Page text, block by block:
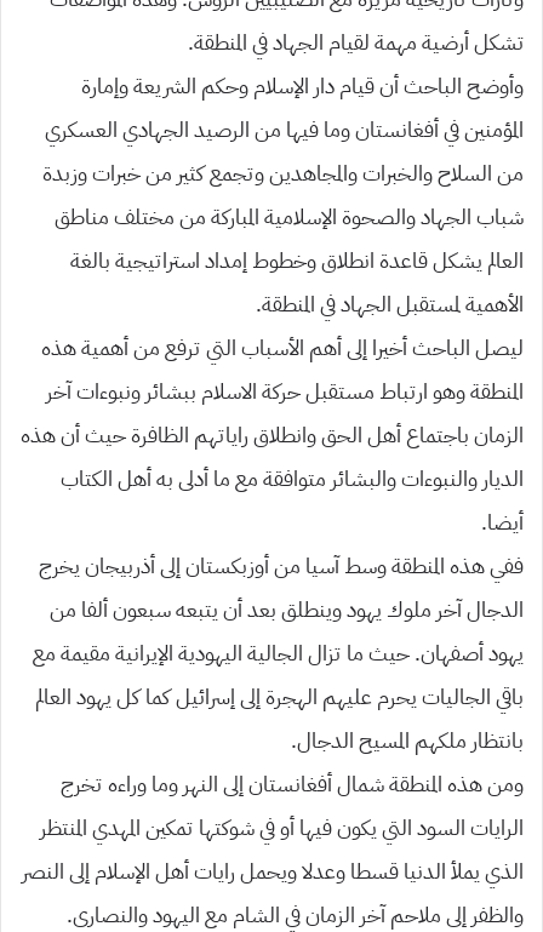
تشكل أرضية مهمة لقيام الجهاد في المنطقة.
وأوضح الباحث أن قيام دار الإسلام وحكم الشريعة وإمارة
المؤمنين في أفغانستان وما فيها من الرصيد الجهادي العسكري
من السلاح والخبرات والمجاهدين وتجمع كثير من خبرات وزبدة
شباب الجهاد والصحوة الإسلامية المباركة من مختلف مناطق
العالم يشكل قاعدة انطلاق وخطوط إمداد استراتيجية بالغة
الأهمية لمستقبل الجهاد في المنطقة.
ليصل الباحث أخيرا إلى أهم الأسباب التي ترفع من أهمية هذه
المنطقة وهو ارتباط مستقبل حركة الاسلام ببشائر ونبوءات آخر
الزمان باجتماع أهل الحق وانطلاق راياتهم الظافرة حيث أن هذه
الديار والنبوءات والبشائر متوافقة مع ما أدلى به أهل الكتاب
أيضا.
ففي هذه المنطقة وسط آسيا من أوزبكستان إلى أذربيجان يخرج
الدجال آخر ملوك يهود وينطلق بعد أن يتبعه سبعون ألفا من
يهود أصفهان. حيث ما تزال الجالية اليهودية الإيرانية مقيمة مع
باقي الجاليات يحرم عليهم الهجرة إلى إسرائيل كما كل يهود العالم
بانتظار ملكهم المسيح الدجال.
ومن هذه المنطقة شمال أفغانستان إلى النهر وما وراءه تخرج
الرايات السود التي يكون فيها أو في شوكتها تمكين المهدي المنتظر
الذي يملأ الدنيا قسطا وعدلا ويحمل رايات أهل الإسلام إلى النصر
والظفر إلى ملاحم آخر الزمان في الشام مع اليهود والنصارى.